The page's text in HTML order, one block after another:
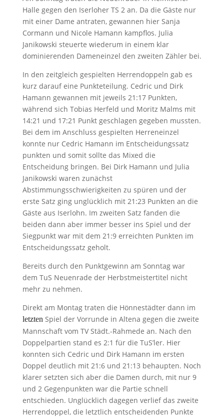
Halle gegen den Iserloher TS 2 an. Da die Gäste nur
mit einer Dame antraten, gewannen hier Sanja
Cormann und Nicole Hamann kampflos. Julia
Janikowski steuerte wiederum in einem klar
dominierenden Dameneinzel den zweiten Zähler bei.
In den zeitgleich gespielten Herrendoppeln gab es
kurz darauf eine Punkteteilung. Cedric und Dirk
Hamann gewannen mit jeweils 21:17 Punkten,
während sich Tobias Herfeld und Moritz Malms mit
14:21 und 17:21 Punkt geschlagen gegeben mussten.
Bei dem im Anschluss gespielten Herreneinzel
konnte nur Cedric Hamann im Entscheidungssatz
punkten und somit sollte das Mixed die
Entscheidung bringen. Bei Dirk Hamann und Julia
Janikowski waren zunächst
Abstimmungsschwierigkeiten zu spüren und der
erste Satz ging unglücklich mit 21:23 Punkten an die
Gäste aus Iserlohn. Im zweiten Satz fanden die
beiden dann aber immer besser ins Spiel und der
Siegpunkt war mit dem 21:9 erreichten Punkten im
Entscheidungssatz geholt.
Bereits durch den Punktgewinn am Sonntag war
dem TuS Neuenrade der Herbstmeistertitel nicht
mehr zu nehmen.
Direkt am Montag traten die Hönnestädter dann im
letztenSpiel der Vorrunde in Altena gegen die zweite
Mannschaft vom TV Städt.-Rahmede an. Nach den
Doppelpartien stand es 2:1 für die TuS’ler. Hier
konnten sich Cedric und Dirk Hamann im ersten
Doppel deutlich mit 21:6 und 21:13 behaupten. Noch
klarer setzten sich aber die Damen durch, mit nur 9
und 2 Gegenpunkten war die Partie schnell
entschieden. Unglücklich dagegen verlief das zweite
Herrendoppel, die letztlich entscheidenden Punkte